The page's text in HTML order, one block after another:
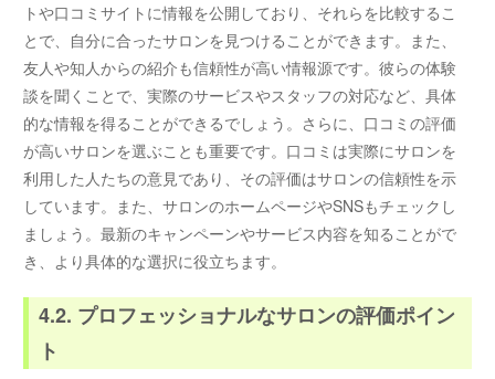
トや口コミサイトに情報を公開しており、それらを比較するこ
とで、自分に合ったサロンを見つけることができます。また、
友人や知人からの紹介も信頼性が高い情報源です。彼らの体験
談を聞くことで、実際のサービスやスタッフの対応など、具体
的な情報を得ることができるでしょう。さらに、口コミの評価
が高いサロンを選ぶことも重要です。口コミは実際にサロンを
利用した人たちの意見であり、その評価はサロンの信頼性を示
しています。また、サロンのホームページやSNSもチェックし
ましょう。最新のキャンペーンやサービス内容を知ることがで
き、より具体的な選択に役立ちます。
4.2. プロフェッショナルなサロンの評価ポイン
ト